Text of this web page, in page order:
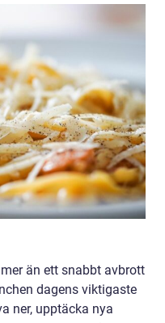
än ett snabbt avbrott
dagens viktigaste
ner, upptäcka nya